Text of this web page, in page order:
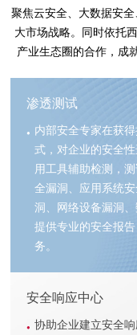
聚焦云安全、大数据安
大市场战略。同时依托
产业生态圈的合作，成
渗透测试
内部安全专家在获
式，对企业的安全
用工具辅助检测，
全漏洞、应用系统
洞、网络设备漏洞
提供专业的安全报
务。
安全响应中心
协助企业建立安全